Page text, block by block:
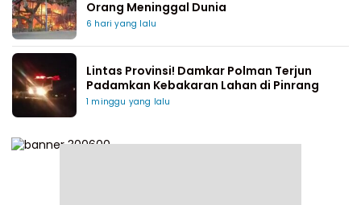
Orang Meninggal Dunia
6 hari yang lalu
Lintas Provinsi! Damkar Polman Terjun
Padamkan Kebakaran Lahan di Pinrang
1 minggu yang lalu